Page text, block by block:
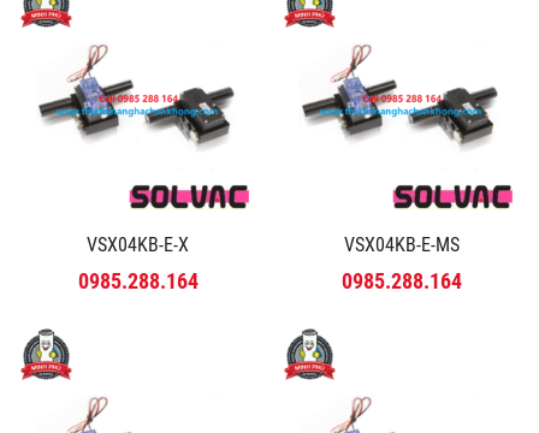
VSX04KB-E-X
0985.288.164
VSX04KB-E-MS
0985.288.164